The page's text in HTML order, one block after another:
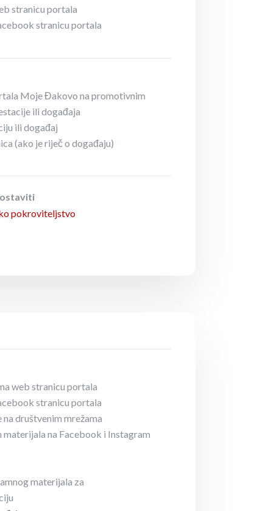
stranicu portala
stranicu portala
Moje Đakovo na promotivnim
ili događaja
ili događaj
(ako je riječ o događaju)
pokroviteljstvo
web stranicu portala
stranicu portala
društvenim mrežama
na Facebook i Instagram
materijala za